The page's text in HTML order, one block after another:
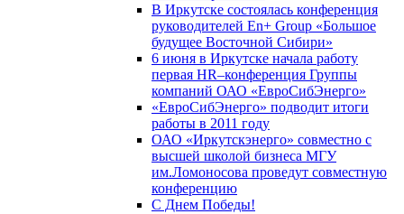
В Иркутске состоялась конференция
руководителей En+ Group «Большое
будущее Восточной Сибири»
6 июня в Иркутске начала работу
первая HR–конференция Группы
компаний ОАО «ЕвроСибЭнерго»
«ЕвроСибЭнерго» подводит итоги
работы в 2011 году
ОАО «Иркутскэнерго» совместно с
высшей школой бизнеса МГУ
им.Ломоносова проведут совместную
конференцию
С Днем Победы!